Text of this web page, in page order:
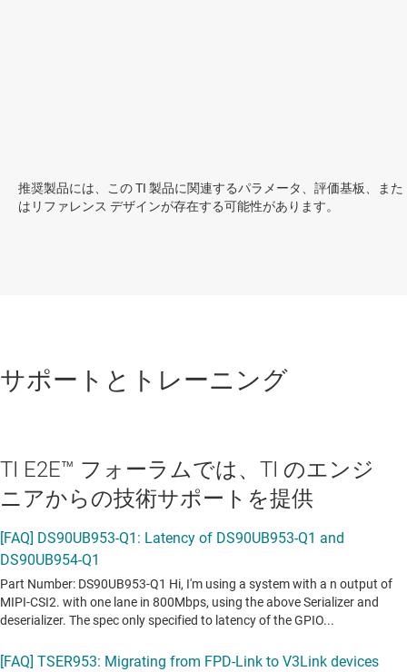
推奨製品には、この TI 製品に関連するパラメータ、評価基板、また
はリファレンス デザインが存在する可能性があります。
サポートとトレーニング
TI E2E™ フォーラムでは、TI のエンジ
ニアからの技術サポートを提供